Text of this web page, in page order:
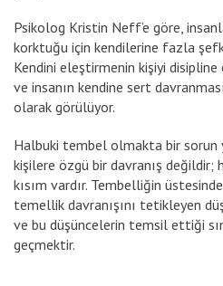
Psikolog Kristin Neff’e göre,
korktuğu için kendilerine fazla
Kendini eleştirmenin kişiyi disipline
ve insanın kendine sert
olarak görülüyor.
Halbuki tembel olmakta bir sorun
kişilere özgü bir davranış değildir;
kısım vardır. Tembelliğin
temellik davranışını tetikleyen
ve bu düşüncelerin temsil ettiği
geçmektir.